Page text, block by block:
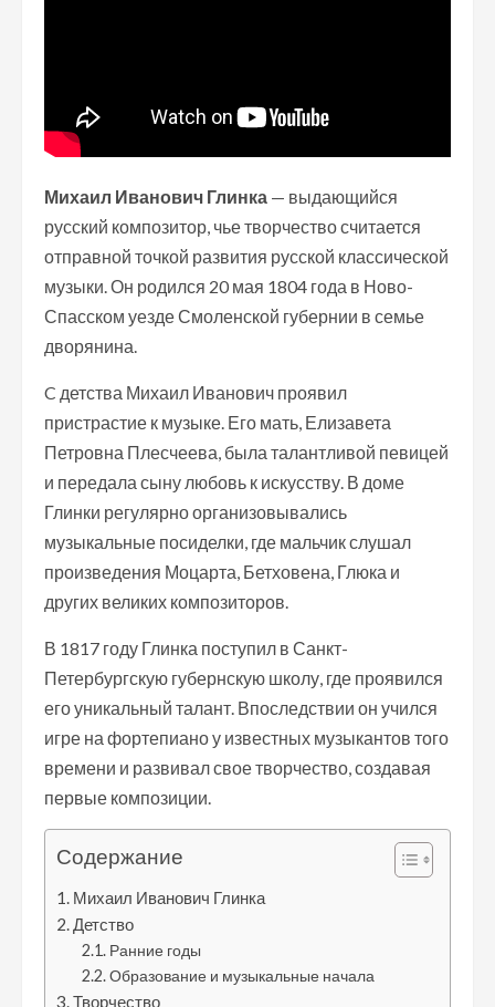
Михаил Иванович Глинка — выдающийся
русский композитор, чье творчество считается
отправной точкой развития русской классической
музыки. Он родился 20 мая 1804 года в Ново-
Спасском уезде Смоленской губернии в семье
дворянина.
C детства Михаил Иванович проявил
пристрастие к музыке. Его мать, Елизавета
Петровна Плесчеева, была талантливой певицей
и передала сыну любовь к искусству. В доме
Глинки регулярно организовывались
музыкальные посиделки, где мальчик слушал
произведения Моцарта, Бетховена, Глюка и
других великих композиторов.
В 1817 году Глинка поступил в Санкт-
Петербургскую губернскую школу, где проявился
его уникальный талант. Впоследствии он учился
игре на фортепиано у известных музыкантов того
времени и развивал свое творчество, создавая
первые композиции.
Содержание
Михаил Иванович Глинка
Детство
Ранние годы
Образование и музыкальные начала
Творчество